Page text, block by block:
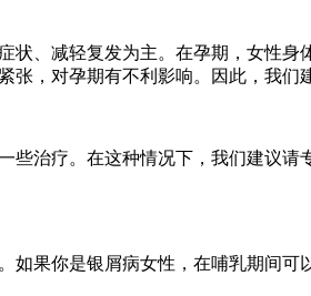
状、减轻复发为主。在孕期，女性
，对孕期有不利影响。因此，我们
些治疗。在这种情况下，我们建议
如果你是银屑病女性，在哺乳期间